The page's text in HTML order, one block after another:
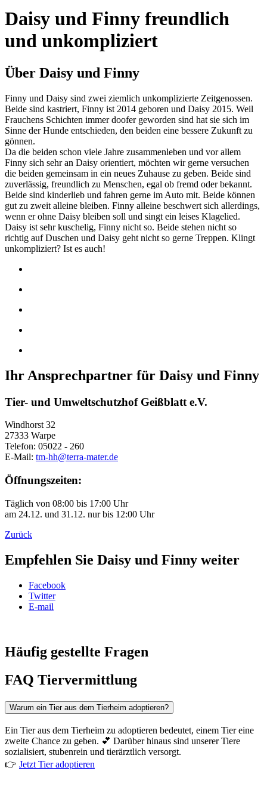
Daisy und Finny freundlich
und unkompliziert
Über Daisy und Finny
Finny und Daisy sind zwei ziemlich unkomplizierte Zeitgenossen.
Beide sind kastriert, Finny ist 2014 geboren und Daisy 2015. Weil
Frauchens Schichten immer doofer geworden sind hat sie sich im
Sinne der Hunde entschieden, den beiden eine bessere Zukunft zu
gönnen.
Da die beiden schon viele Jahre zusammenleben und vor allem
Finny sich sehr an Daisy orientiert, möchten wir gerne versuchen
die beiden gemeinsam in ein neues Zuhause zu geben. Beide sind
zuverlässig, freundlich zu Menschen, egal ob fremd oder bekannt.
Beide sind kinderlieb und fahren gerne im Auto mit. Beide können
gut zu zweit alleine bleiben. Finny alleine beschwert sich allerdings,
wenn er ohne Daisy bleiben soll und singt ein leises Klagelied.
Daisy ist sehr kuschelig, Finny nicht so. Beide stehen nicht so
richtig auf Duschen und Daisy geht nicht so gerne Treppen. Klingt
unkompliziert? Ist es auch!
Ihr Ansprechpartner für Daisy und Finny
Tier- und Umweltschutzhof Geißblatt e.V.
Windhorst 32
27333 Warpe
Telefon: 05022 - 260
E-Mail: tm-hh@terra-mater.de
Öffnungszeiten:
Täglich von 08:00 bis 17:00 Uhr
am 24.12. und 31.12. nur bis 12:00 Uhr
Zurück
Empfehlen Sie Daisy und Finny weiter
Facebook
Twitter
E-mail
Häufig gestellte Fragen
FAQ Tiervermittlung
Warum ein Tier aus dem Tierheim adoptieren?
Ein Tier aus dem Tierheim zu adoptieren bedeutet, einem Tier eine
zweite Chance zu geben. 💕 Darüber hinaus sind unserer Tiere
sozialisiert, stubenrein und tierärztlich versorgt.
👉 Jetzt Tier adoptieren